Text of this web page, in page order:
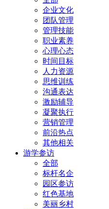
企业文化
团队管理
管理技能
职业素养
心理心态
时间目标
人力资源
思维训练
沟通表达
激励辅导
凝聚执行
营销管理
前沿热点
其他相关
游学参访
全部
标杆名企
园区参访
红色基地
美丽乡村